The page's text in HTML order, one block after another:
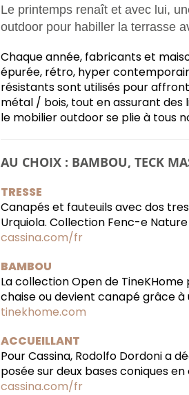
Le printemps renaît et avec lui,
outdoor pour habiller la terrasse
Chaque année, fabricants et
épurée, rétro, hyper
résistants sont utilisés pour
métal / bois, tout en assurant des
le mobilier outdoor se plie à tous
AU CHOIX : BAMBOU, TECK
TRESSE
Canapés et fauteuils avec dos
Urquiola. Collection Fenc-e
cassina.com/fr
BAMBOU
La collection Open de
chaise ou devient canapé grâce
tinekhome.com
ACCUEILLANT
Pour Cassina, Rodolfo Dordoni a
posée sur deux bases coniques
cassina.com/fr